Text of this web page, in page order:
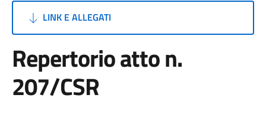
LINK E ALLEGATI
Repertorio atto n.
207/CSR